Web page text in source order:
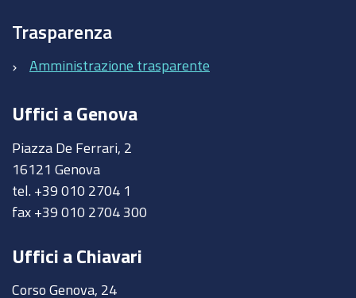
Trasparenza
Amministrazione trasparente
Uffici a Genova
Piazza De Ferrari, 2
16121 Genova
tel. +39 010 2704 1
fax +39 010 2704 300
Uffici a Chiavari
Corso Genova, 24